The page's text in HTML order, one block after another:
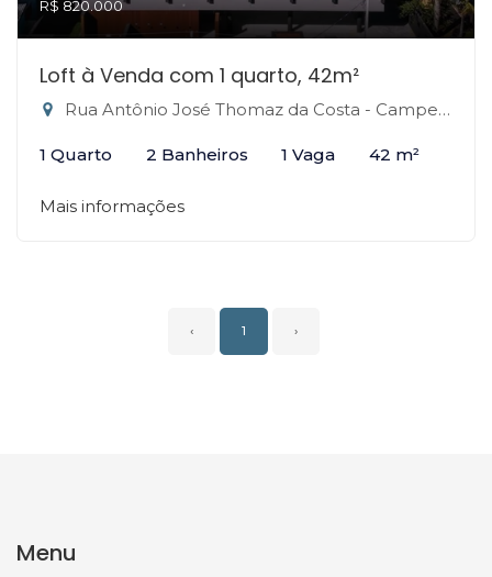
R$ 820.000
Loft à Venda com 1 quarto, 42m²
Rua Antônio José Thomaz da Costa - Campeche, Florianópolis-SC
1 Quarto 2 Banheiros 1 Vaga 42 m²
Mais informações
‹ 1 ›
Menu